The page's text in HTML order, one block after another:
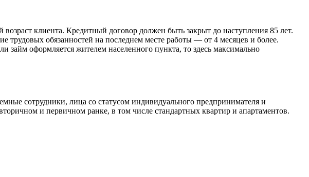
клиента. Кредитный договор должен быть закрыт до наступления 85 лет.
трудовых обязанностей на последнем месте работы — от 4 месяцев и более.
оформляется жителем населенного пункта, то здесь максимально
сотрудники, лица со статусом индивидуального предпринимателя и
и первичном ранке, в том числе стандартных квартир и апартаментов.